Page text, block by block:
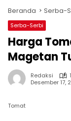
Beranda Serba-
Serba-Serbi
Harga
Magetan
Redaksi
Desember 17,
Tomat